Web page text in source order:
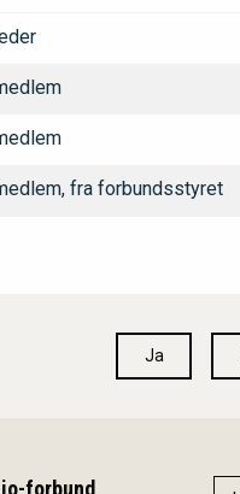
fra forbundsstyret
Ja
forbund